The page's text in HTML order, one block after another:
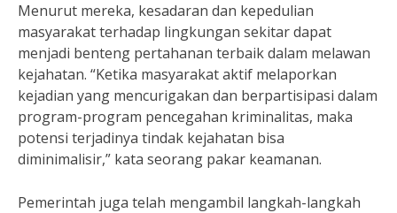
Menurut mereka, kesadaran dan kepedulian
masyarakat terhadap lingkungan sekitar dapat
menjadi benteng pertahanan terbaik dalam melawan
kejahatan. “Ketika masyarakat aktif melaporkan
kejadian yang mencurigakan dan berpartisipasi dalam
program-program pencegahan kriminalitas, maka
potensi terjadinya tindak kejahatan bisa
diminimalisir,” kata seorang pakar keamanan.
Pemerintah juga telah mengambil langkah-langkah